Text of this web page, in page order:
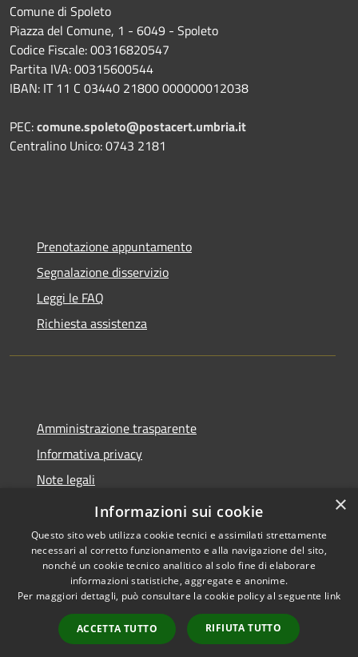
Comune di Spoleto
Piazza del Comune, 1 - 6049 - Spoleto
Codice Fiscale: 00316820547
Partita IVA: 00315600544
IBAN: IT 11 C 03440 21800 000000012038
PEC:comune.spoleto@postacert.umbria.it
Centralino Unico: 0743 2181
Prenotazione appuntamento
Segnalazione disservizio
Leggi le FAQ
Richiesta assistenza
Amministrazione trasparente
Informativa privacy
Note legali
Dichiarazione di accessibilità
Accessibilità
Copyright © 2026 • Comune di
Spoleto • Powered by
Municipium•
Accesso
redazione
×
Informazioni sui cookie
Questo sito web utilizza cookie tecnici e assimilati strettamente
necessari al corretto funzionamento e alla navigazione del sito,
nonché un cookie tecnico analitico al solo fine di elaborare
informazioni statistiche, aggregate e anonime.
Per maggiori dettagli, può consultare la cookie policy al seguente link
ACCETTA TUTTO RIFIUTA TUTTO